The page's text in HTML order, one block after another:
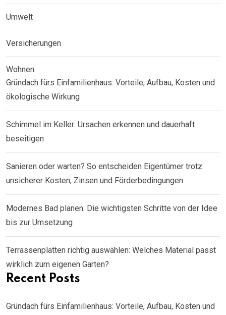
Umwelt
Versicherungen
Wohnen
Gründach fürs Einfamilienhaus: Vorteile, Aufbau, Kosten und
ökologische Wirkung
Schimmel im Keller: Ursachen erkennen und dauerhaft
beseitigen
Sanieren oder warten? So entscheiden Eigentümer trotz
unsicherer Kosten, Zinsen und Förderbedingungen
Modernes Bad planen: Die wichtigsten Schritte von der Idee
bis zur Umsetzung
Terrassenplatten richtig auswählen: Welches Material passt
wirklich zum eigenen Garten?
Recent Posts
Gründach fürs Einfamilienhaus: Vorteile, Aufbau, Kosten und